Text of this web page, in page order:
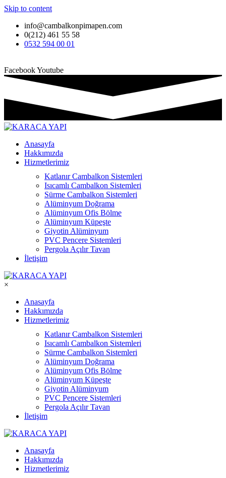
Skip to content
info@cambalkonpimapen.com
0(212) 461 55 58
0532 594 00 01
FacebookYoutube
Anasayfa
Hakkımızda
Hizmetlerimiz
Katlanır Cambalkon Sistemleri
Isıcamlı Cambalkon Sistemleri
Sürme Cambalkon Sistemleri
Alüminyum Doğrama
Alüminyum Ofis Bölme
Alüminyum Küpeşte
Giyotin Alüminyum
PVC Pencere Sistemleri
Pergola Açılır Tavan
İletişim
×
Anasayfa
Hakkımızda
Hizmetlerimiz
Katlanır Cambalkon Sistemleri
Isıcamlı Cambalkon Sistemleri
Sürme Cambalkon Sistemleri
Alüminyum Doğrama
Alüminyum Ofis Bölme
Alüminyum Küpeşte
Giyotin Alüminyum
PVC Pencere Sistemleri
Pergola Açılır Tavan
İletişim
Anasayfa
Hakkımızda
Hizmetlerimiz